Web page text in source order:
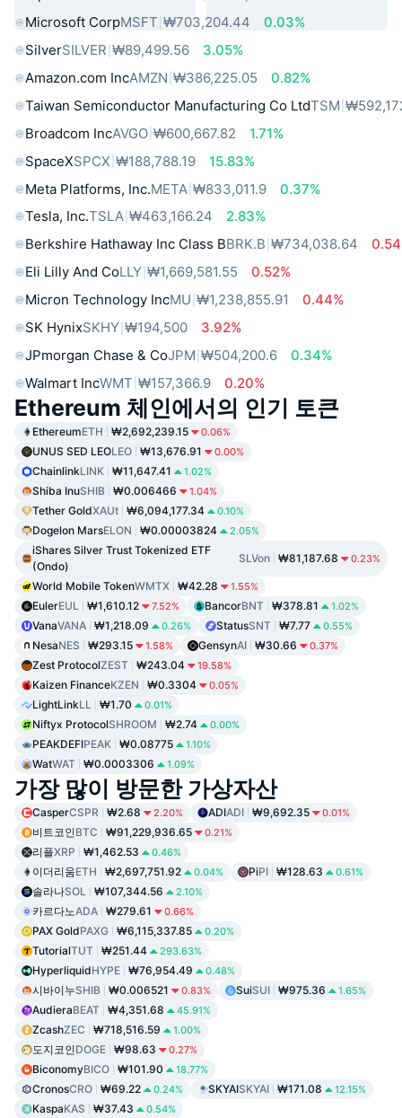
Microsoft CorpMSFT ₩703,204.44
0.03%
SilverSILVER ₩89,499.56
3.05%
Amazon.com IncAMZN ₩386,225.05
0.82%
Taiwan Semiconductor Manufacturing Co LtdTSM
Broadcom IncAVGO ₩600,667.82
1.71%
SpaceXSPCX ₩188,788.19
15.83%
Meta Platforms, Inc.META ₩833,011.9
0.37%
Tesla, Inc.TSLA ₩463,166.24
2.83%
Berkshire Hathaway Inc Class BBRK.B ₩734,038.64
Eli Lilly And CoLLY ₩1,669,581.55
0.52%
Micron Technology IncMU ₩1,238,855.91
0.44%
SK HynixSKHY ₩194,500
3.92%
JPmorgan Chase & CoJPM ₩504,200.6
0.34%
Walmart IncWMT ₩157,366.9 0.20%
Ethereum 체인에서의 인기 토큰
EthereumETH ₩2,692,239.15 0.06%
UNUS SED LEOLEO ₩13,676.91 0.00%
ChainlinkLINK ₩11,647.41 1.02%
Shiba InuSHIB ₩0.006466 1.04%
Tether GoldXAUt ₩6,094,177.34 0.10%
Dogelon MarsELON ₩0.00003824 2.05%
iShares Silver Trust Tokenized ETF
(Ondo)
SLVon ₩81,187.68 0.23%
World Mobile TokenWMTX ₩42.28 1.55%
EulerEUL ₩1,610.12 7.52% BancorBNT ₩378.81 1.02%
VanaVANA ₩1,218.09 0.26% StatusSNT ₩7.77 0.55%
NesaNES ₩293.15 1.58% GensynAI ₩30.66 0.37%
Zest ProtocolZEST ₩243.04 19.58%
Kaizen FinanceKZEN ₩0.3304 0.05%
LightLinkLL ₩1.70 0.01%
Niftyx ProtocolSHROOM ₩2.74 0.00%
PEAKDEFIPEAK ₩0.08775 1.10%
WatWAT ₩0.0003306 1.09%
가장 많이 방문한 가상자산
CasperCSPR ₩2.68 2.20% ADIADI ₩9,692.35 0.01%
비트코인BTC ₩91,229,936.65 0.21%
리플XRP ₩1,462.53 0.46%
이더리움ETH ₩2,697,751.92 0.04% PiPI ₩128.63 0.61%
솔라나SOL ₩107,344.56 2.10%
카르다노ADA ₩279.61 0.66%
PAX GoldPAXG ₩6,115,337.85 0.20%
TutorialTUT ₩251.44 293.63%
HyperliquidHYPE ₩76,954.49 0.48%
시바이누SHIB ₩0.006521 0.83% SuiSUI ₩975.36 1.65%
AudieraBEAT ₩4,351.68 45.91%
ZcashZEC ₩718,516.59 1.00%
도지코인DOGE ₩98.63 0.27%
BiconomyBICO ₩101.90 18.77%
CronosCRO ₩69.22 0.24% SKYAISKYAI ₩171.08 12.15%
KaspaKAS ₩37.43 0.54%